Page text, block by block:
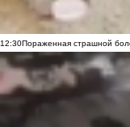
12:30Пораженная страшной